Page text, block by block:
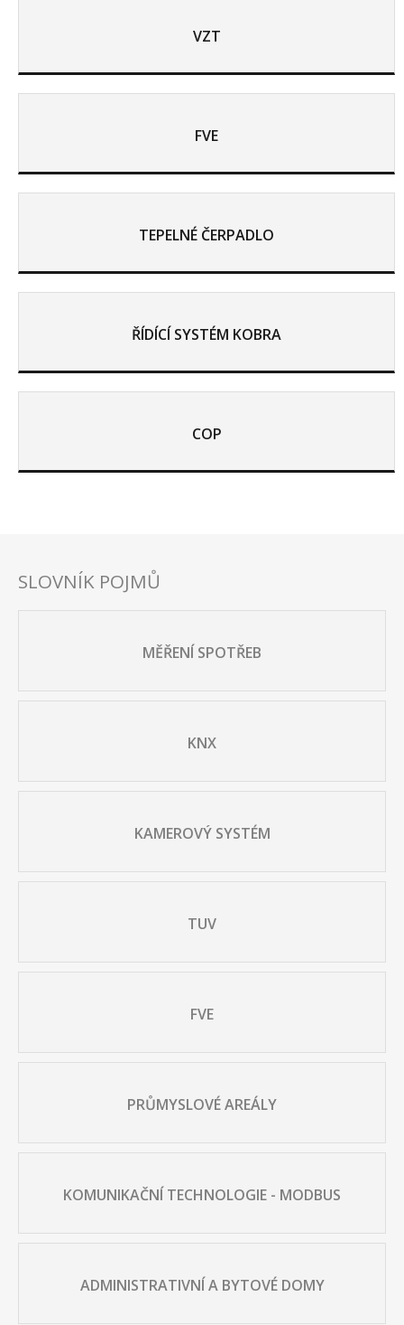
VZT
FVE
TEPELNÉ ČERPADLO
ŘÍDÍCÍ SYSTÉM KOBRA
COP
SLOVNÍK POJMŮ
MĚŘENÍ SPOTŘEB
KNX
KAMEROVÝ SYSTÉM
TUV
FVE
PRŮMYSLOVÉ AREÁLY
KOMUNIKAČNÍ TECHNOLOGIE - MODBUS
ADMINISTRATIVNÍ A BYTOVÉ DOMY